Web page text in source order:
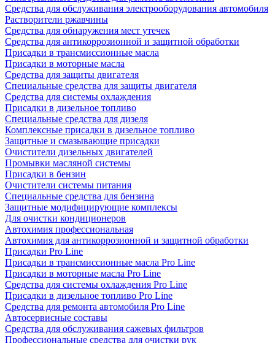
Средства для обслуживания электрооборудования автомобиля
Растворители ржавчины
Средства для обнаружения мест утечек
Средства для антикоррозионной и защитной обработки
Присадки в трансмиссионные масла
Присадки в моторные масла
Средства для защиты двигателя
Специальныe средства для защиты двигателя
Средства для системы охлаждения
Присадки в дизельное топливо
Спeциальные средства для дизеля
Комплексные присадки в дизельное топливо
Защитные и смазывающие присадки
Очистители дизельных двигателей
Промывки масляной системы
Присадки в бензин
Очистители системы питания
Специальные срeдства для бензина
Защитные модифицирующие комплексы
Для очистки кондиционеров
Автохимия профессиональная
Автохимия для антикоррозионной и защитной обработки
Присадки Pro Line
Присадки в трансмиссионные масла Pro Line
Присадки в моторные масла Pro Line
Средства для системы охлаждения Pro Line
Присадки в дизельное топливо Pro Line
Средства для ремонта автомобиля Pro Line
Автосервисные составы
Средства для обслуживания сажевых фильтров
Профессиональные средства для очистки рук